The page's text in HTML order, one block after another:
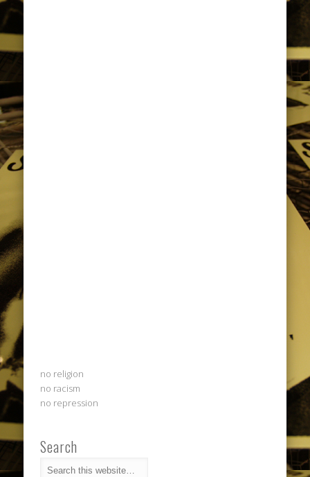
no religion
no racism
no repression
Search